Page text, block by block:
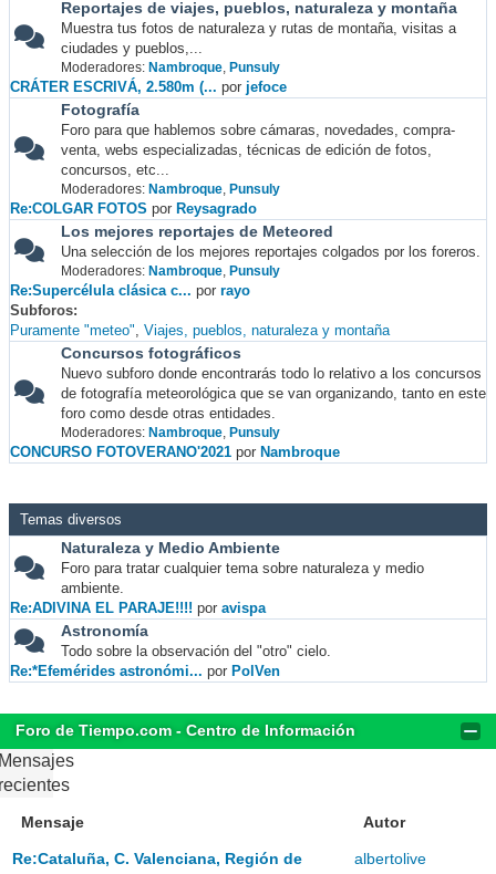
Reportajes de viajes, pueblos, naturaleza y montaña
Muestra tus fotos de naturaleza y rutas de montaña, visitas a
ciudades y pueblos,...
Moderadores: Nambroque, Punsuly
CRÁTER ESCRIVÁ, 2.580m (... por jefoce
Fotografía
Foro para que hablemos sobre cámaras, novedades, compra-
venta, webs especializadas, técnicas de edición de fotos,
concursos, etc...
Moderadores: Nambroque, Punsuly
Re:COLGAR FOTOS por Reysagrado
Los mejores reportajes de Meteored
Una selección de los mejores reportajes colgados por los foreros.
Moderadores: Nambroque, Punsuly
Re:Supercélula clásica c... por rayo
Subforos
Puramente "meteo" Viajes, pueblos, naturaleza y montaña
Concursos fotográficos
Nuevo subforo donde encontrarás todo lo relativo a los concursos
de fotografía meteorológica que se van organizando, tanto en este
foro como desde otras entidades.
Moderadores: Nambroque, Punsuly
CONCURSO FOTOVERANO'2021 por Nambroque
Temas diversos
Naturaleza y Medio Ambiente
Foro para tratar cualquier tema sobre naturaleza y medio
ambiente.
Re:ADIVINA EL PARAJE!!!! por avispa
Astronomía
Todo sobre la observación del "otro" cielo.
Re:*Efemérides astronómi... por PolVen
Foro de Tiempo.com - Centro de Información
Mensaje Autor
Re:Cataluña, C. Valenciana, Región de
albertolive